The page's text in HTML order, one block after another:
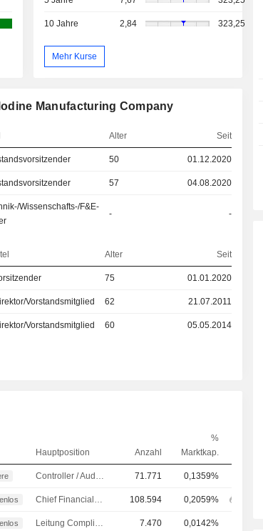
10 Jahre 2,84 323,25
Mehr Kurse
Manufacturing Company
Alter Seit
50 01.12.2020
57 04.08.2020
Wissenschafts-/F&E-
- -
Alter Seit
75 01.01.2020
Vorstandsmitglied 62 21.07.2011
Vorstandsmitglied 60 05.05.2014
Hauptposition Anzahl
%
Marktkap.
71.771 0,1359%
108.594 0,2059%
7.470 0,0142%